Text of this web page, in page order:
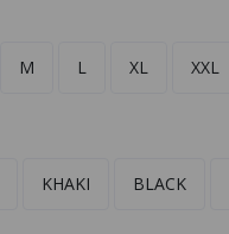
M L XL XXL
KHAKI BLACK